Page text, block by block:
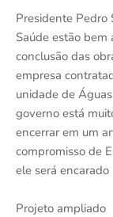
Presidente Pedro
Saúde estão bem
conclusão das
empresa
unidade de
governo está
encerrar em um
compromisso de
ele será
Projeto ampliado